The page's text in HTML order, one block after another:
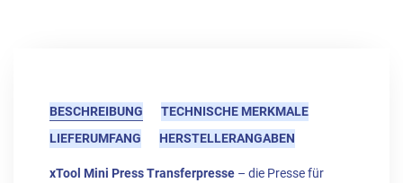
BESCHREIBUNG
TECHNISCHE MERKMALE
LIEFERUMFANG
HERSTELLERANGABEN
xTool Mini Press Transferpresse – die Presse für